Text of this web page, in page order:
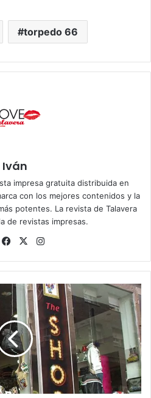
torpedo 66
Iván
impresa gratuita distribuida en
con los mejores contenidos y la
potentes. La revista de Talavera
de revistas impresas.
Siti
b
Fa
bo
ok
X
ra
m